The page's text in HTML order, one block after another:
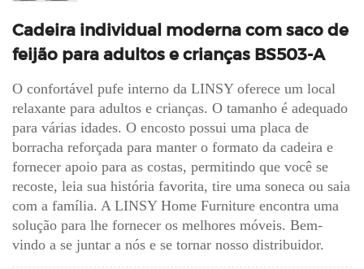
Cadeira individual moderna com saco de
feijão para adultos e crianças BS503-A
O confortável pufe interno da LINSY oferece um local
relaxante para adultos e crianças. O tamanho é adequado
para várias idades. O encosto possui uma placa de
borracha reforçada para manter o formato da cadeira e
fornecer apoio para as costas, permitindo que você se
recoste, leia sua história favorita, tire uma soneca ou saia
com a família. A LINSY Home Furniture encontra uma
solução para lhe fornecer os melhores móveis. Bem-
vindo a se juntar a nós e se tornar nosso distribuidor.